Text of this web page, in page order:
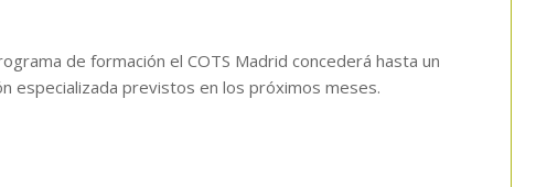
de formación el COTS Madrid concederá hasta un
especializada previstos en los próximos meses.